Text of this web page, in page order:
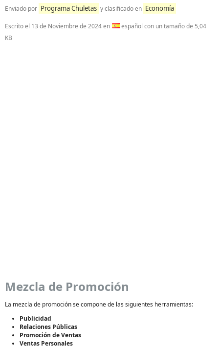
Enviado por Programa Chuletas y clasificado en Economía
Escrito el 13 de Noviembre de 2024en
español con un tamaño de 5,04
KB
Mezcla de Promoción
La mezcla de promoción se compone de las siguientes herramientas:
Publicidad
Relaciones Públicas
Promoción de Ventas
Ventas Personales